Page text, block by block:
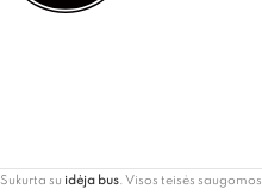
Sukurta su idėja bus . Visos teisės saugomos.